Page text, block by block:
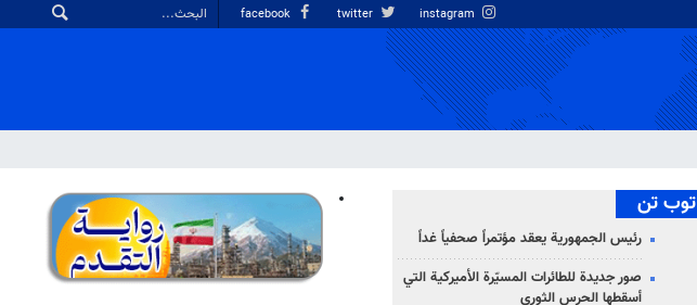
توب تن
رئيس الجمهورية يعقد مؤتمراً صحفياً غداً
صور جديدة للطائرات المسيّرة الأميركية التي
أسقطها الحرس الثوري